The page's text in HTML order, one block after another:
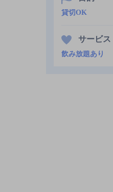
貸切OK
サービス
飲み放題あり